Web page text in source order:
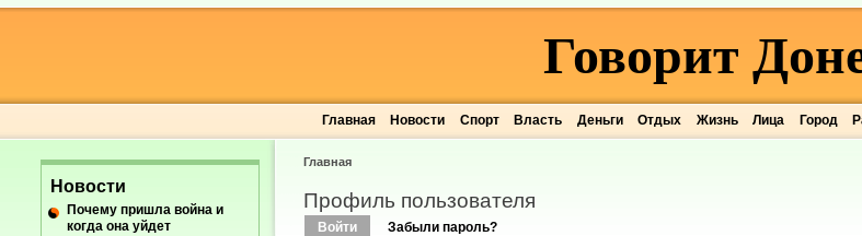
Главная Новости Спорт Власть Деньги Отдых Жизнь Лица Город
Говорит
Главная
Профиль пользователя
Войти Забыли пароль?
Новости
Почему пришла война и
когда она уйдет